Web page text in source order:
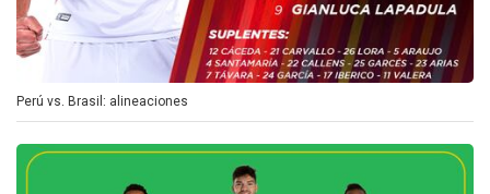
Perú vs. Brasil: alineaciones